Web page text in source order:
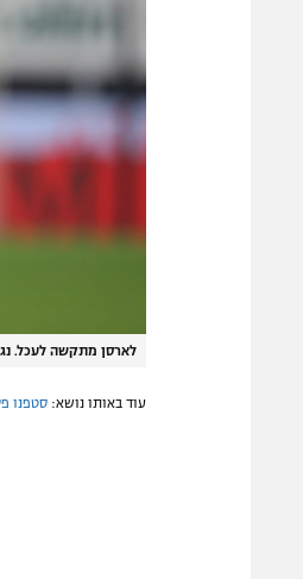
לארסן מתקשה לעכל.
עוד באותו נושא: סטפנו